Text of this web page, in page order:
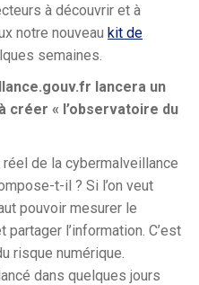
à découvrir et à
notre nouveau kit de
semaines.
lancera un
créer « l’observatoire du
de la cybermalveillance
t-il ? Si l’on veut
pouvoir mesurer le
l’information. C’est
risque numérique.
dans quelques jours